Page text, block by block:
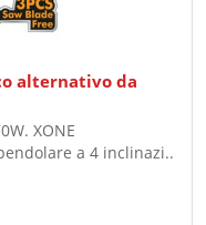
alternativo da
XONE
a 4 inclinazi..